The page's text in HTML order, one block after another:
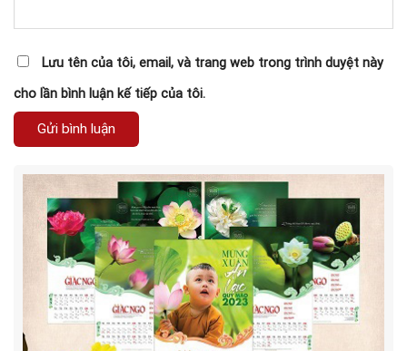
Lưu tên của tôi, email, và trang web trong trình duyệt này
cho lần bình luận kế tiếp của tôi.